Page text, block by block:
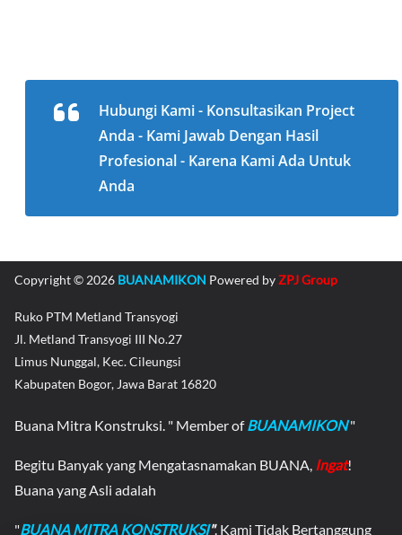
Hubungi Kami - Konsultasikan Project
Anda - Kami Jawab Dengan Hasil
Profesional - Karena Kami Ada Untuk
Anda
Copyright © 2026 BUANAMIKON Powered byZPJ Group
Ruko PTM Metland Transyogi
Jl. Metland Transyogi III No.27
Limus Nunggal, Kec. Cileungsi
Kabupaten Bogor, Jawa Barat 16820
Buana Mitra Konstruksi. " Member ofBUANAMIKON"
Begitu Banyak yang Mengatasnamakan BUANA, Ingat!
Buana yang Asli adalah
"BUANA MITRA KONSTRUKSI". Kami Tidak Bertanggung